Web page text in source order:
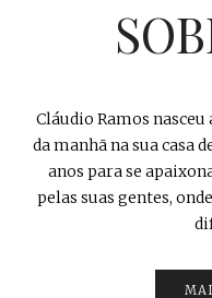
Cláudio Ramos nasceu
da manhã na sua casa
anos para se
pelas suas gentes,